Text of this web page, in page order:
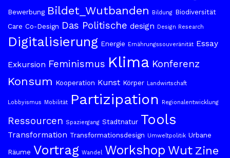
Bewerbung Bildet_Wutbanden Bildung Biodiversität
Care Co-Design Das Politische design Design Research
Digitalisierung Energie Ernährungssouveränität Essay
Exkursion Feminismus Klima Konferenz
Konsum Kooperation Kunst Körper Landwirtschaft
Lobbyismus Mobilität Partizipation Regionalentwicklung
Ressourcen Spaziergang Stadtnatur Tools
Transformation Transformationsdesign Umweltpolitik Urbane
Räume Vortrag Wandel Workshop Wut Zine